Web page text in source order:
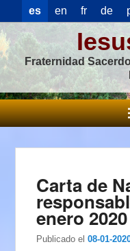
es en fr de
Fraternidad
Carta de
enero 2020
Publicado el 08-01-